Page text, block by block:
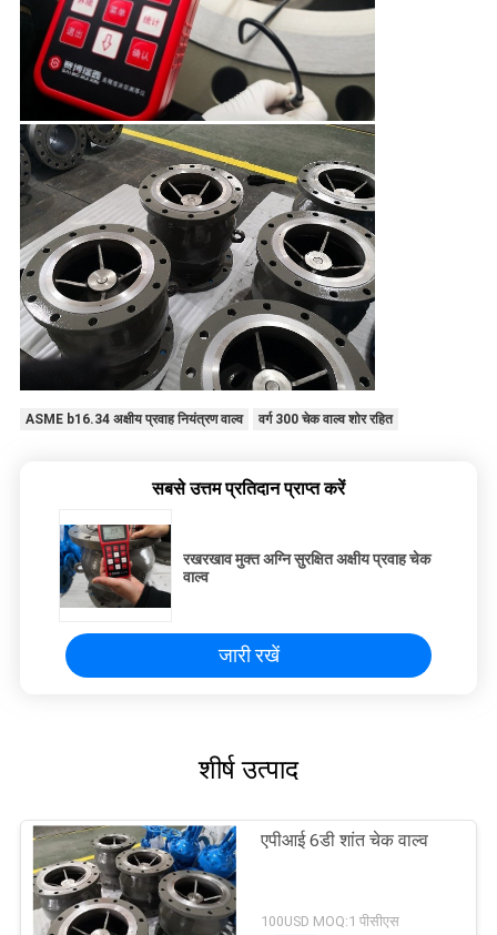
ASME b16.34 अक्षीय प्रवाह नियंत्रण वाल्व वर्ग 300 चेक वाल्व शोर रहित
सबसे उत्तम प्रतिदान प्राप्त करें
रखरखाव मुक्त अग्नि सुरक्षित अक्षीय प्रवाह चेक
वाल्व
जारी रखें
शीर्ष उत्पाद
एपीआई 6डी शांत चेक वाल्व
100USD MOQ:1 पीसीएस